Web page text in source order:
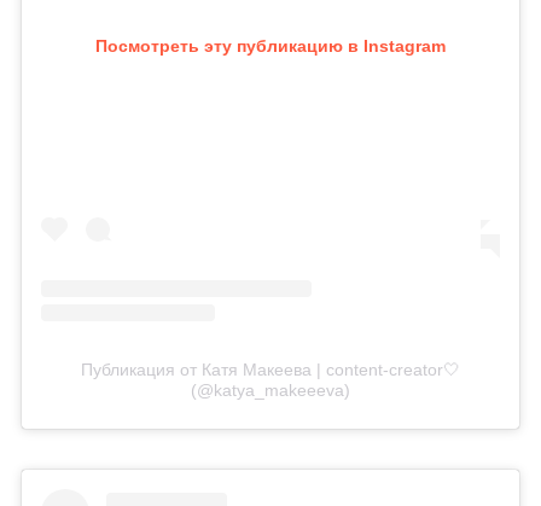
Посмотреть эту публикацию в Instagram
Публикация от Катя Макеева | content-creator🤍
(@katya_makeeeva)